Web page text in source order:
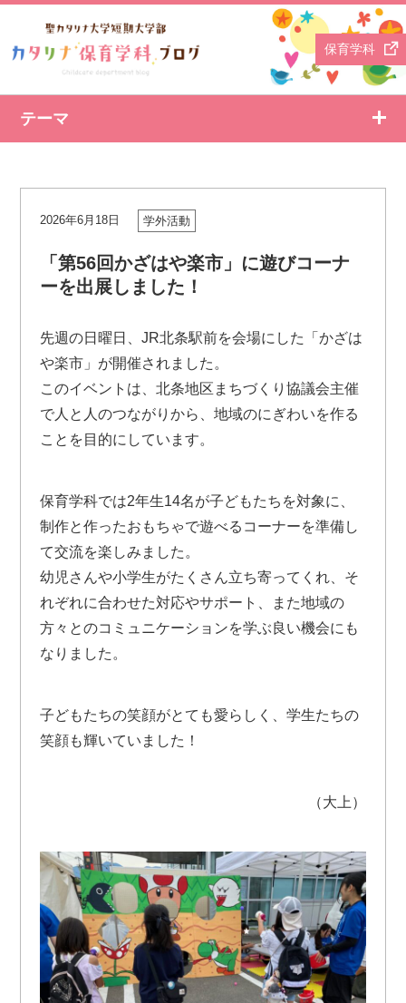
保育学科
テーマ
2026年6月18日 学外活動
「第56回かざはや楽市」に遊びコーナ
ーを出展しました！
先週の日曜日、JR北条駅前を会場にした「かざは
や楽市」が開催されました。
このイベントは、北条地区まちづくり協議会主催
で人と人のつながりから、地域のにぎわいを作る
ことを目的にしています。
保育学科では2年生14名が子どもたちを対象に、
制作と作ったおもちゃで遊べるコーナーを準備し
て交流を楽しみました。
幼児さんや小学生がたくさん立ち寄ってくれ、そ
れぞれに合わせた対応やサポート、また地域の
方々とのコミュニケーションを学ぶ良い機会にも
なりました。
子どもたちの笑顔がとても愛らしく、学生たちの
笑顔も輝いていました！
（大上）